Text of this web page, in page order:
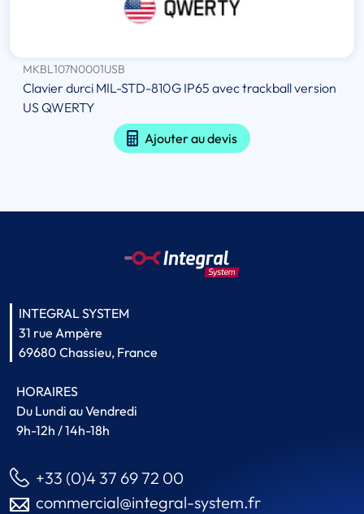
MKBL107N0001USB
Clavier durci MIL-STD-810G IP65 avec trackball version
US QWERTY
Ajouter au devis
INTEGRAL SYSTEM
31 rue Ampère
69680 Chassieu, France
HORAIRES
Du Lundi au Vendredi
9h-12h / 14h-18h
+33 (0)4 37 69 72 00
commercial@integral-system.fr